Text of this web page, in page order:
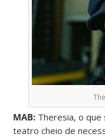
MAB: Theresia, o
teatro cheio de